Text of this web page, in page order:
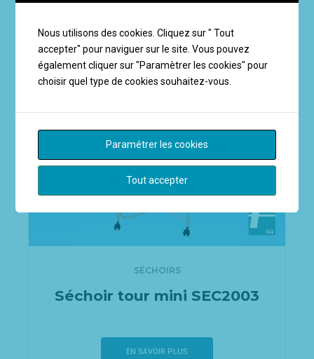
SÉCHOIRS
Séchoir tour mini SEC2003
EN SAVOIR PLUS
Nous utilisons des cookies. Cliquez sur " Tout
accepter" pour naviguer sur le site. Vous pouvez
également cliquer sur "Paramètrer les cookies" pour
choisir quel type de cookies souhaitez-vous.
Paramétrer les cookies
Tout accepter